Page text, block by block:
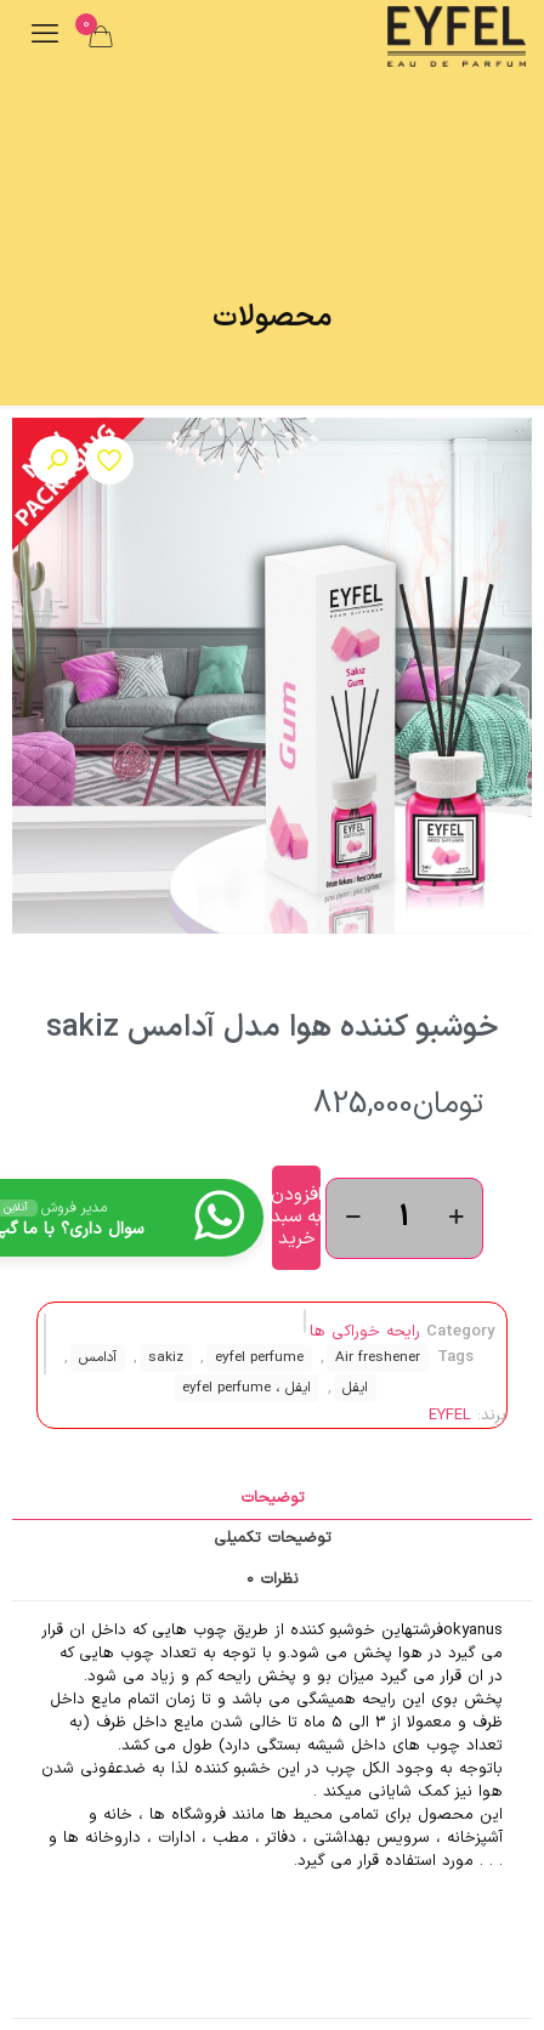
0
محصولات
خوشبو کننده هوا مدل آدامس sakiz
تومان825,000
افزودن
به سبد
خرید
مدیر فروش آنلاین
سوال داری؟ با ما
Category رایحه خوراکی ها
Tags
Air freshener
,
eyfel perfume
,
sakiz
, آدامس ,
ایفل , ایفل ، eyfel perfume
برند: EYFEL
توضیحات
توضیحات تکمیلی
نظرات0
okyanusفرشته
این خوشبو کننده از طریق چوب هایی که داخل ان قرار
می گیرد در هوا پخش می شود.و با توجه به تعداد چوب هایی که
در ان قرار می گیرد میزان بو و پخش رایحه کم و زیاد می شود.
پخش بوی این رایحه همیشگی می باشد و تا زمان اتمام مایع داخل
ظرف و معمولا از 3 الی 5 ماه تا خالی شدن مایع داخل ظرف (به
تعداد چوب های داخل شیشه بستگی دارد) طول می کشد.
باتوجه به وجود الکل چرب در این خشبو کننده لذا به ضدعفونی شدن
هوا نیز کمک شایانی میکند .
این محصول برای تمامی محیط ها مانند فروشگاه ها ، خانه و
آشپزخانه ، سرویس بهداشتی ، دفاتر ، مطب ، ادارات ، داروخانه ها و
. . . مورد استفاده قرار می گیرد.